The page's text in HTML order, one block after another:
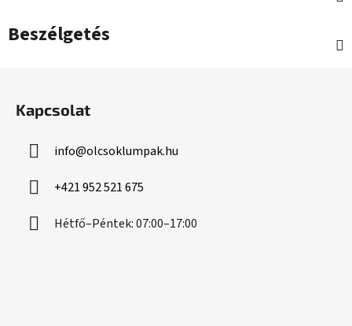
Beszélgetés
Kapcsolat
info@olcsoklumpak.hu
+421 952 521 675
Hétfő–Péntek: 07:00–17:00